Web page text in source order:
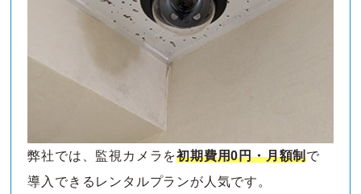
弊社では、監視カメラを初期費用0円・月額制で
導入できるレンタルプランが人気です。